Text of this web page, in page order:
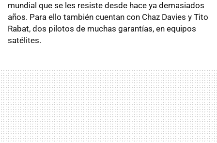
mundial que se les resiste desde hace ya demasiados
años. Para ello también cuentan con Chaz Davies y Tito
Rabat, dos pilotos de muchas garantías, en equipos
satélites.